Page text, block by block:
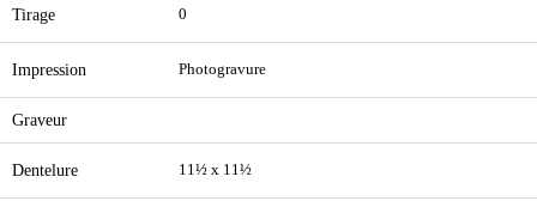
Tirage 0
Impression Photogravure
Graveur
Dentelure 11½ x 11½